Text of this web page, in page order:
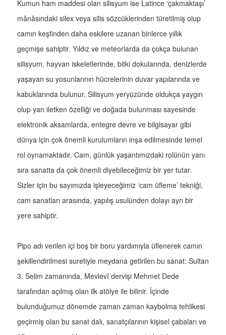
Kumun ham maddesi olan silisyum ise Latince ‘çakmaktaşı’
mânâsındaki silex veya silis sözcüklerinden türetilmiş olup
camın keşfinden daha eskilere uzanan binlerce yıllık
geçmişe sahiptir. Yıldız ve meteorlarda da çokça bulunan
silisyum, hayvan iskeletlerinde, bitki dokularında, denizlerde
yaşayan su yosunlarının hücrelerinin duvar yapılarında ve
kabuklarında bulunur. Silisyum yeryüzünde oldukça yaygın
olup yarı iletken özelliği ve doğada bulunması sayesinde
elektronik aksamlarda, entegre devre ve bilgisayar gibi
dünya için çok önemli kurulumların inşa edilmesinde temel
rol oynamaktadır. Cam, günlük yaşantımızdaki rolünün yanı
sıra sanatta da çok önemli diyebileceğimiz bir yer tutar.
Sizler için bu sayımızda işleyeceğimiz ‘cam üfleme’ tekniği,
cam sanatları arasında, yapılış usulünden dolayı ayrı bir
yere sahiptir.
Pipo adı verilen içi boş bir boru yardımıyla üflenerek camın
şekillendirilmesi suretiyle meydana getirilen bu sanat: Sultan
3. Selim zamanında, Mevlevî dervişi Mehmet Dede
tarafından açılmış olan ilk atölye ile bilinir. İçinde
bulunduğumuz dönemde zaman zaman kaybolma tehlikesi
geçirmiş olan bu sanat dalı, sanatçılarının kişisel çabaları ve